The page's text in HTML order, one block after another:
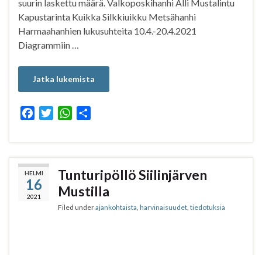
suurin laskettu määrä. Valkoposkihanhi Alli Mustalintu
Kapustarinta Kuikka Silkkiuikku Metsähanhi
Harmaahanhien lukusuhteita 10.4.-20.4.2021
Diagrammiin …
Jatka lukemista
c
e
b
o
o
i
t
W
a
t
A
p
p
a
r
HELMI
16
2021
Tunturipöllö Siilinjärven
Mustilla
Filed underajankohtaista harvinaisuudet tiedotuksia